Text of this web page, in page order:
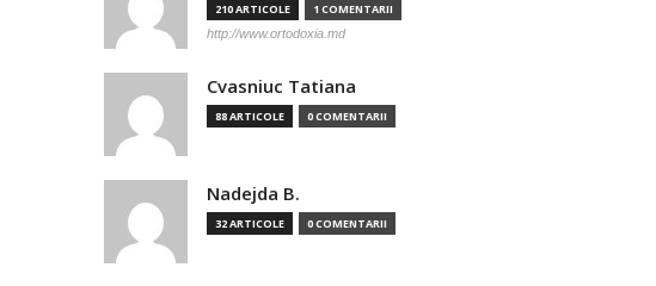
210 ARTICOLE 1 COMENTARII
http://www.ortodoxia.md
Cvasniuc Tatiana
88 ARTICOLE 0 COMENTARII
Nadejda B.
32 ARTICOLE 0 COMENTARII